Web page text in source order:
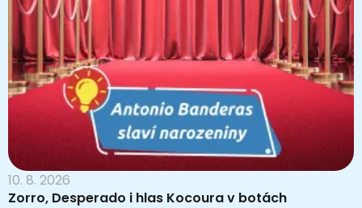
10. 8. 2026
Zorro, Desperado i hlas Kocoura v botách